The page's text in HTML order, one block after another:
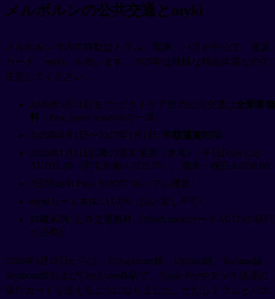
メルボルンの公共交通とmyki
メルボルン市内の移動はトラム、電車、バスが中心で、運賃
カード「myki」を使います。2026年は特殊な料金体系なので
注意してください。
2026年5月31日まで: ビクトリア州の公共交通は全乗客無
料 （Free travel windowの一環）
2026年6月1日〜2027年1月1日: 半額運賃期間
2026年1月1日以降の通常運賃（参考）: 平日Daily Cap
AUD11.40（割引対象AUD5.70）、週末・祝日AUD8.00
7日間myki Pass: AUD57.00（フル運賃）
mykiカード本体: AUD6（払い戻し不可）
18歳未満: 公共交通無料（Youth mykiカードAUD5の発行
が必要）
2026年3月16日からは、Craigieburn線、Upfield線、Ballarat線、
Seymour線およびCity Loop各駅で、Apple Payやタッチ決済の
銀行カードも使えるようになりました。ただしトラムとバス